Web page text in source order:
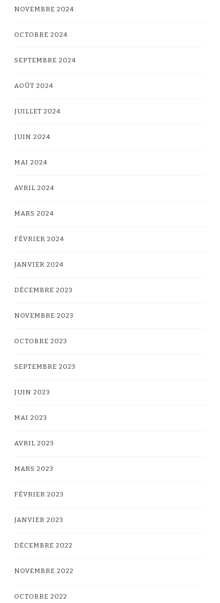
NOVEMBRE 2024
OCTOBRE 2024
SEPTEMBRE 2024
AOÛT 2024
JUILLET 2024
JUIN 2024
MAI 2024
AVRIL 2024
MARS 2024
FÉVRIER 2024
JANVIER 2024
DÉCEMBRE 2023
NOVEMBRE 2023
OCTOBRE 2023
SEPTEMBRE 2023
JUIN 2023
MAI 2023
AVRIL 2023
MARS 2023
FÉVRIER 2023
JANVIER 2023
DÉCEMBRE 2022
NOVEMBRE 2022
OCTOBRE 2022